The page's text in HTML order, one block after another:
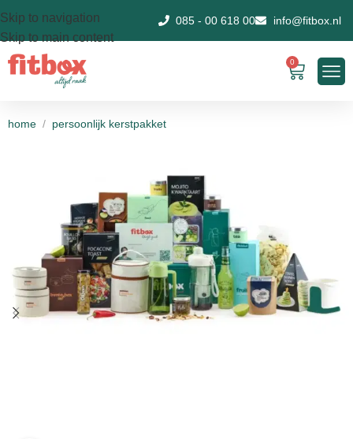
Skip to navigation
Skip to main content
085 - 00 618 00 info@fitbox.nl
0
home / persoonlijk kerstpakket